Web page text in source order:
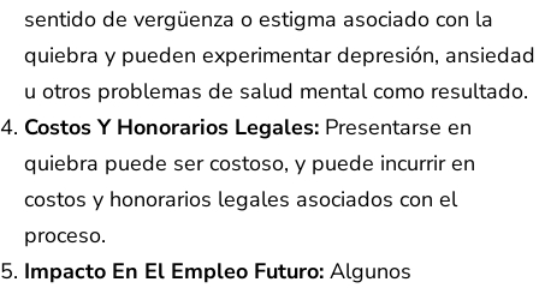
sentido de vergüenza o estigma asociado con la
quiebra y pueden experimentar depresión, ansiedad
u otros problemas de salud mental como resultado.
Costos Y Honorarios Legales: Presentarse en
quiebra puede ser costoso, y puede incurrir en
costos y honorarios legales asociados con el
proceso.
Impacto En El Empleo Futuro: Algunos